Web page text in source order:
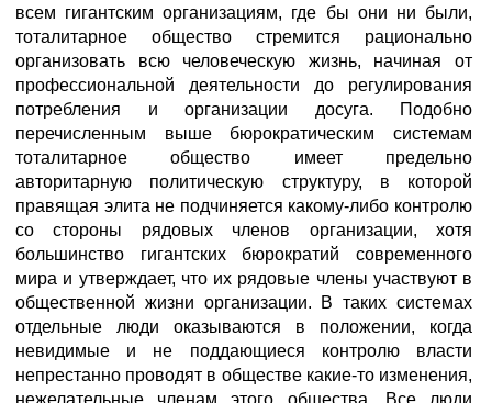
всем гигантским организациям, где бы они ни были,
тоталитарное общество стремится рационально
организовать всю человеческую жизнь, начиная от
профессиональной деятельности до регулирования
потребления и организации досуга. Подобно
перечисленным выше бюрократическим системам
тоталитарное общество имеет предельно
авторитарную политическую структуру, в которой
правящая элита не подчиняется какому-либо контролю
со стороны рядовых членов организации, хотя
большинство гигантских бюрократий современного
мира и утверждает, что их рядовые члены участвуют в
общественной жизни организации. В таких системах
отдельные люди оказываются в положении, когда
невидимые и не поддающиеся контролю власти
непрестанно проводят в обществе какие-то изменения,
нежелательные членам этого общества. Все люди